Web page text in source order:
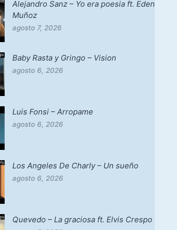
Alejandro Sanz – Yo era poesia ft. Eden
Muñoz
agosto 7, 2026
Baby Rasta y Gringo – Vision
agosto 6, 2026
Luis Fonsi – Arropame
agosto 6, 2026
Los Angeles De Charly – Un sueño
agosto 6, 2026
Quevedo – La graciosa ft. Elvis Crespo